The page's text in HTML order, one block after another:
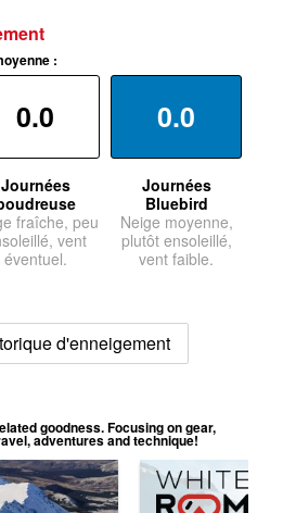
:
0.0
Journées
fraîche, peu
vent
éventuel.
0.0
Journées
Bluebird
Neige moyenne,
plutôt ensoleillé,
vent faible.
d'enneigement